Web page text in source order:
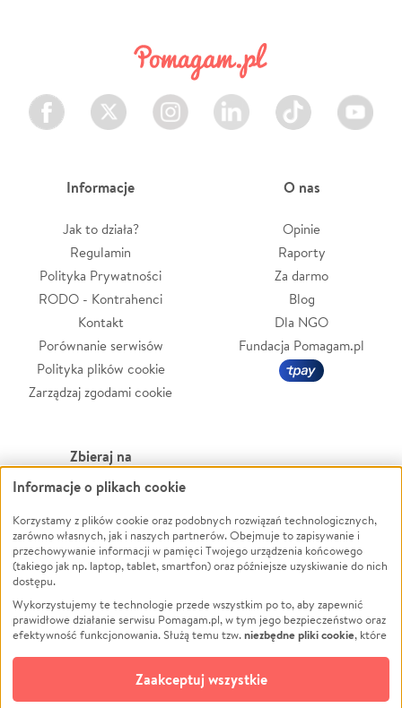
Facebook Twitter Instagram LinkedIn TikTok Youtube
Informacje
Jak to działa?
Regulamin
Polityka Prywatności
RODO - Kontrahenci
Kontakt
Porównanie serwisów
Polityka plików cookie
Zarządzaj zgodami cookie
O nas
Opinie
Raporty
Za darmo
Blog
Dla NGO
Fundacja Pomagam.pl
Zbieraj na
Leczenie
Zwierzęta
Pożar
Ukraina
Pomoc Finansowa
Projekty
Pogrzeb
Społeczność lokalna
Powódź
Wichura
NGO
Edukacja
Podróż
Impreza
Ochrona środowiska
Informacje o plikach cookie
Korzystamy z plików cookie oraz podobnych rozwiązań technologicznych,
zarówno własnych, jak i naszych partnerów. Obejmuje to zapisywanie i
przechowywanie informacji w pamięci Twojego urządzenia końcowego
(takiego jak np. laptop, tablet, smartfon) oraz późniejsze uzyskiwanie do nich
dostępu.
Wykorzystujemy te technologie przede wszystkim po to, aby zapewnić
prawidłowe działanie serwisu Pomagam.pl, w tym jego bezpieczeństwo oraz
efektywność funkcjonowania. Służą temu tzw.niezbędne pliki cookie, które
opcjonalnych plików cookie
technologii do celów analitycznych i retargetingowych. Możesz wyrazić
zgodę na ich stosowanie lub jej odmówić. W dowolnym momencie masz
Zaakceptuj wszystkie